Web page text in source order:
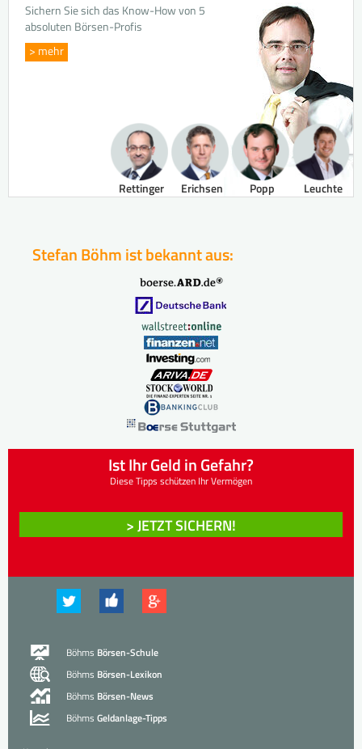
Rettinger Erichsen Popp Leuchte
Sichern Sie sich das Know-How von 5
absoluten Börsen-Profis
> mehr
Stefan Böhm ist bekannt aus:
Ist Ihr Geld in Gefahr?
Diese Tipps schützen Ihr Vermögen
> JETZT SICHERN!
Böhms Börsen-Schule
Böhms Börsen-Lexikon
Böhms Börsen-News
Böhms Geldanlage-Tipps